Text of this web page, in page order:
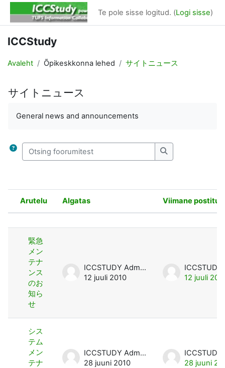
Jäta vahele peasisuni
Te pole sisse logitud. (Logi sisse)
ICCStudy
Avaleht Õpikeskkonna lehed サイトニュース
サイトニュース
General news and announcements
Otsing foorumitest
Otsing
Olek
Arutelu Algatas Viimane postitus
緊急
メン
テナ
ンス
のお
知ら
せ
ICCSTUDY Admin User
12 juuli 2010
12 juuli
シス
テム
メン
テナ
ICCSTUDY Admin User
28 juuni 2010
28 juuni